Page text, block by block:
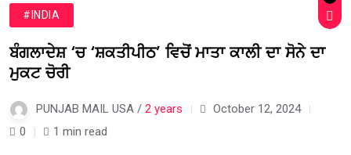
#INDIA
ਬੰਗਲਾਦੇਸ਼ ‘ਚ ‘ਸ਼ਕਤੀਪੀਠ’ ਵਿਚੋਂ ਮਾਤਾ ਕਾਲੀ ਦਾ ਸੋਨੇ ਦਾ
ਮੁਕਟ ਚੋਰੀ
PUNJAB MAIL USA / 2 years
October 12, 2024
0
1 min read